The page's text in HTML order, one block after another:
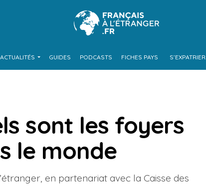
ACTUALITÉS GUIDES PODCASTS FICHES PAYS S’EXPATRIER
sont les foyers
le monde
en partenariat avec la Caisse des